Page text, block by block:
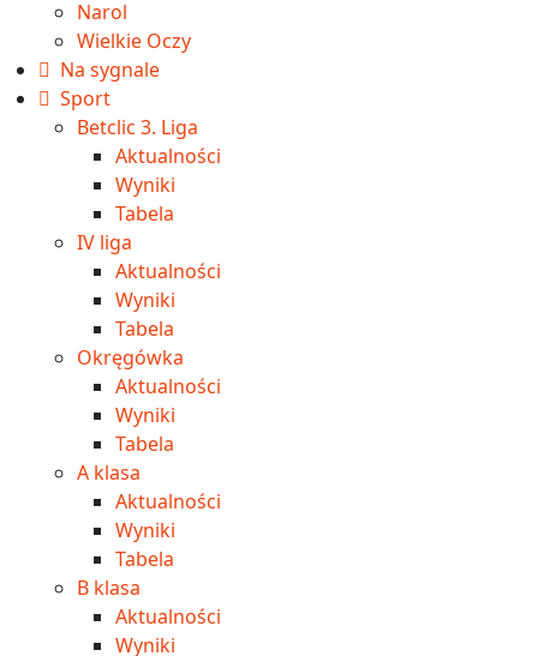
Narol
Wielkie Oczy
Na sygnale
Sport
Betclic 3. Liga
Aktualności
Wyniki
Tabela
IV liga
Aktualności
Wyniki
Tabela
Okręgówka
Aktualności
Wyniki
Tabela
A klasa
Aktualności
Wyniki
Tabela
B klasa
Aktualności
Wyniki